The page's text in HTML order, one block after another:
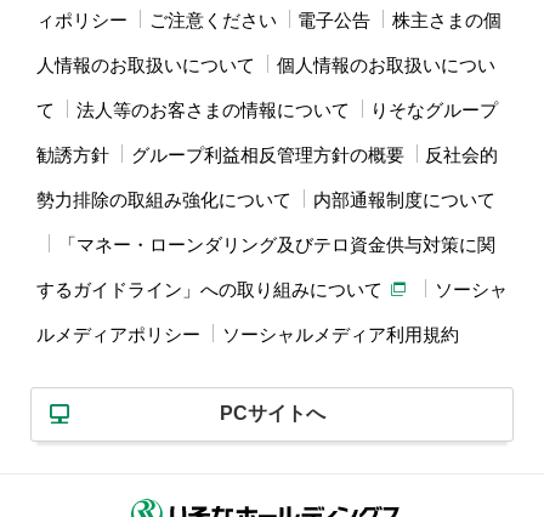
ィポリシー ご注意ください 電子公告 株主さまの個
人情報のお取扱いについて 個人情報のお取扱いについ
て 法人等のお客さまの情報について りそなグループ
勧誘方針 グループ利益相反管理方針の概要 反社会的
勢力排除の取組み強化について 内部通報制度について
「マネー・ローンダリング及びテロ資金供与対策に関
するガイドライン」への取り組みについて ソーシャ
ルメディアポリシー ソーシャルメディア利用規約
PCサイトへ